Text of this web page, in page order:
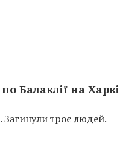
Балаклії на
Загинули троє людей.